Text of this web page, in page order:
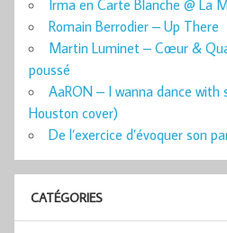
Irma en Carte Blanche @ La
Romain Berrodier – Up There
Martin Luminet – Cœur &
poussé
AaRON – I wanna dance with
Houston cover)
De l’exercice d’évoquer son
CATÉGORIES